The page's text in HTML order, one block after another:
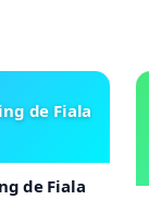
de Fiala
de Fiala